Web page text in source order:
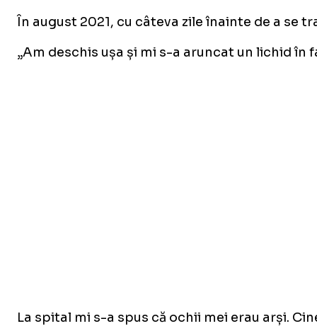
În august 2021, cu câteva zile înainte de a se
„Am deschis ușa și mi s-a aruncat un lichid
La spital mi s-a spus că ochii mei erau arși.